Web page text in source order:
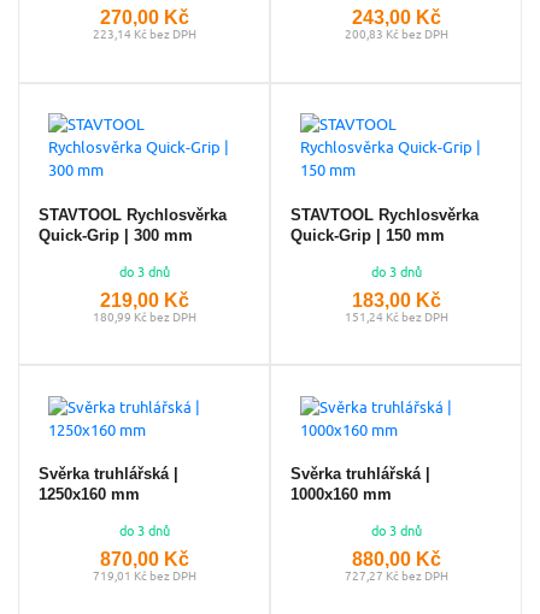
270,00 Kč
223,14 Kč bez DPH
243,00 Kč
200,83 Kč bez DPH
STAVTOOL Rychlosvěrka
Quick-Grip | 300 mm
do 3 dnů
219,00 Kč
180,99 Kč bez DPH
STAVTOOL Rychlosvěrka
Quick-Grip | 150 mm
do 3 dnů
183,00 Kč
151,24 Kč bez DPH
Svěrka truhlářská |
1250x160 mm
do 3 dnů
870,00 Kč
719,01 Kč bez DPH
Svěrka truhlářská |
1000x160 mm
do 3 dnů
880,00 Kč
727,27 Kč bez DPH